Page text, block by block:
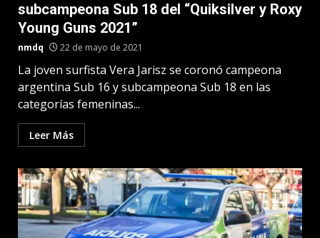
subcampeona Sub 18 del “Quiksilver y Roxy
Young Guns 2021”
nmdq 22 de mayo de 2021
La joven surfista Vera Jarisz se coronó campeona
argentina Sub 16 y subcampeona Sub 18 en las
categorías femeninas...
Leer Más